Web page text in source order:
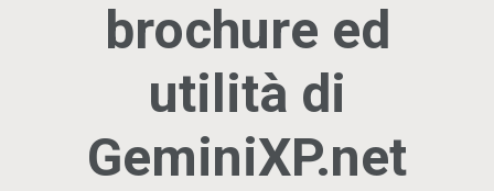
brochure ed
utilità di
GeminiXP.net